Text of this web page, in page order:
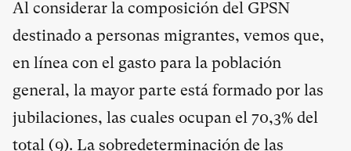
Al considerar la composición del GPSN
destinado a personas migrantes, vemos que,
en línea con el gasto para la población
general, la mayor parte está formado por las
jubilaciones, las cuales ocupan el 70,3% del
total (9). La sobredeterminación de las